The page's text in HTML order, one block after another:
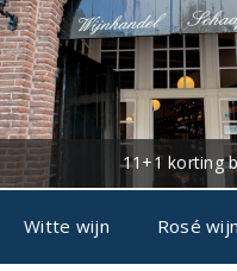
11+1 korting
Witte wijn Rosé wijn